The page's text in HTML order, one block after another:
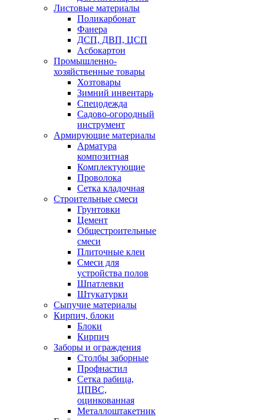
Листовые материалы
Поликарбонат
Фанера
ДСП, ДВП, ЦСП
Асбокартон
Промышленно-
хозяйственные товары
Хозтовары
Зимний инвентарь
Спецодежда
Садово-огородный
инструмент
Армирующие материалы
Арматура
композитная
Комплектующие
Проволока
Сетка кладочная
Строительные смеси
Грунтовки
Цемент
Общестроительные
смеси
Плиточные клеи
Смеси для
устройства полов
Шпатлевки
Штукатурки
Сыпучие материалы
Кирпич, блоки
Блоки
Кирпич
Заборы и ограждения
Столбы заборные
Профнастил
Сетка рабица,
ЦПВС,
оцинкованная
Металлоштакетник